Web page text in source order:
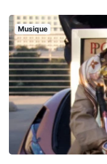
Musique